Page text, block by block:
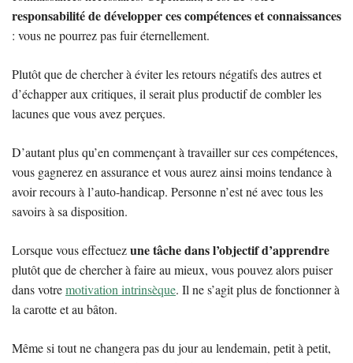
responsabilité de développer ces compétences et connaissances
: vous ne pourrez pas fuir éternellement.
Plutôt que de chercher à éviter les retours négatifs des autres et
d’échapper aux critiques, il serait plus productif de combler les
lacunes que vous avez perçues.
D’autant plus qu’en commençant à travailler sur ces compétences,
vous gagnerez en assurance et vous aurez ainsi moins tendance à
avoir recours à l’auto-handicap. Personne n’est né avec tous les
savoirs à sa disposition.
Lorsque vous effectuezune tâche dans l’objectif d’apprendre
plutôt que de chercher à faire au mieux, vous pouvez alors puiser
dans votremotivation intrinsèque. Il ne s’agit plus de fonctionner à
la carotte et au bâton.
Même si tout ne changera pas du jour au lendemain, petit à petit,